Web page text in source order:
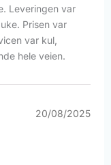
Leveringen var
Prisen var
var kul,
hele veien.
20/08/2025